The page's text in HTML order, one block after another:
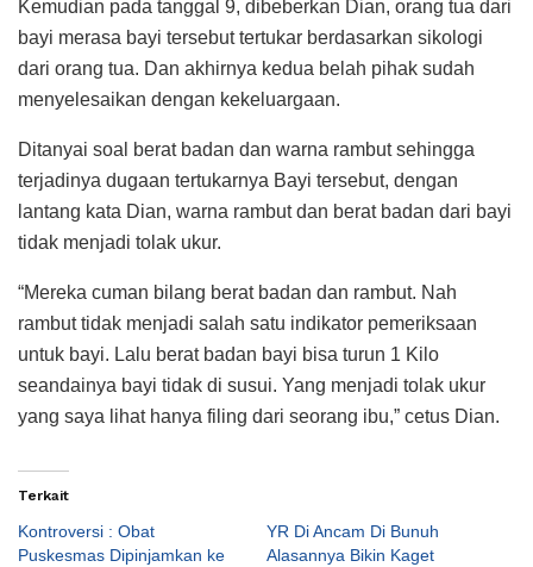
Kemudian pada tanggal 9, dibeberkan Dian, orang tua dari
bayi merasa bayi tersebut tertukar berdasarkan sikologi
dari orang tua. Dan akhirnya kedua belah pihak sudah
menyelesaikan dengan kekeluargaan.
Ditanyai soal berat badan dan warna rambut sehingga
terjadinya dugaan tertukarnya Bayi tersebut, dengan
lantang kata Dian, warna rambut dan berat badan dari bayi
tidak menjadi tolak ukur.
“Mereka cuman bilang berat badan dan rambut. Nah
rambut tidak menjadi salah satu indikator pemeriksaan
untuk bayi. Lalu berat badan bayi bisa turun 1 Kilo
seandainya bayi tidak di susui. Yang menjadi tolak ukur
yang saya lihat hanya filing dari seorang ibu,” cetus Dian.
Terkait
Kontroversi : Obat
Puskesmas Dipinjamkan ke
YR Di Ancam Di Bunuh
Alasannya Bikin Kaget